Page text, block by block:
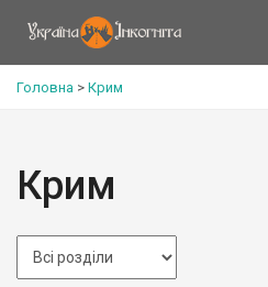
Головна > Крим
Крим